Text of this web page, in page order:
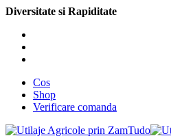
Diversitate si Rapiditate
Cos
Shop
Verificare comanda